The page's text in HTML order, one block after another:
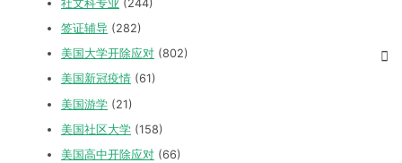
社文科专业 (244)
签证辅导 (282)
美国大学开除应对 (802)
美国新冠疫情 (61)
美国游学 (21)
美国社区大学 (158)
美国高中开除应对 (66)